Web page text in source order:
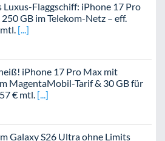
Luxus-Flaggschiff: iPhone 17 Pro
GB im Telekom-Netz – eff.
iPhone 17 Pro Max mit
MagentaMobil-Tarif & 30 GB für
€ mtl.
Galaxy S26 Ultra ohne Limits